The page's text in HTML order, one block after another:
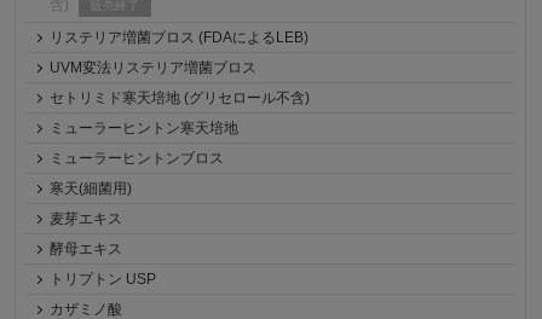
含)
販売終了
リステリア増菌ブロス (FDAによるLEB)
UVM変法リステリア増菌ブロス
セトリミド寒天培地 (グリセロール不含)
ミューラーヒントン寒天培地
ミューラーヒントンブロス
寒天(細菌用)
麦芽エキス
酵母エキス
トリプトン USP
カザミノ酸